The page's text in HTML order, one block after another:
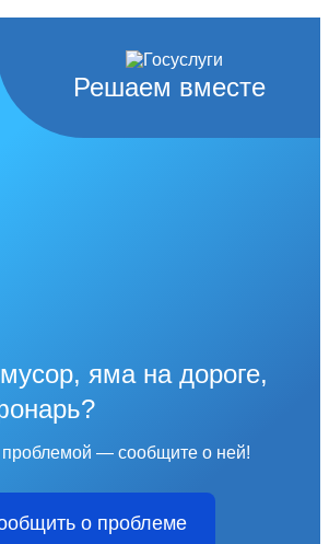
Решаем вместе
яма на дороге,
проблемой — сообщите о ней!
о проблеме